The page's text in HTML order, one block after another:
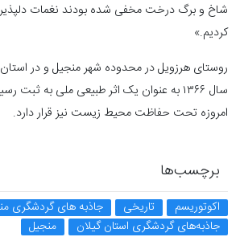
شاخ و برگ درخت مخفی شده بودند نغمات
کردیم.»
روستای هرزویل در محدوده شهر منجیل و در استان
سال ۱۳۶۶ به عنوان یک اثر طبیعی ملی به
امروزه تحت حفاظت محیط زیست نیز قرار دارد.
برچسب‌ها
اکوتوریسم تاریخی
جاذبه های گردشگری
جاذبه‌های گردشگری استان گیلان
منجیل